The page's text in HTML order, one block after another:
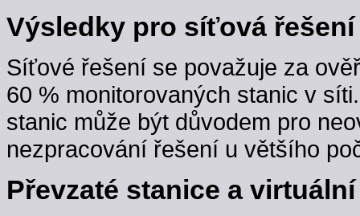
Výsledky pro síťová řešení
Síťové řešení se považuje za
60 % monitorovaných stanic v
stanic může být důvodem pro
nezpracování řešení u většího
Převzaté stanice a